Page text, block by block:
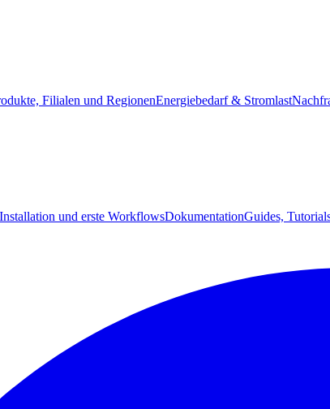
Filialen und RegionenEnergiebedarf & Stromlast
und erste WorkflowsDokumentationGuides,